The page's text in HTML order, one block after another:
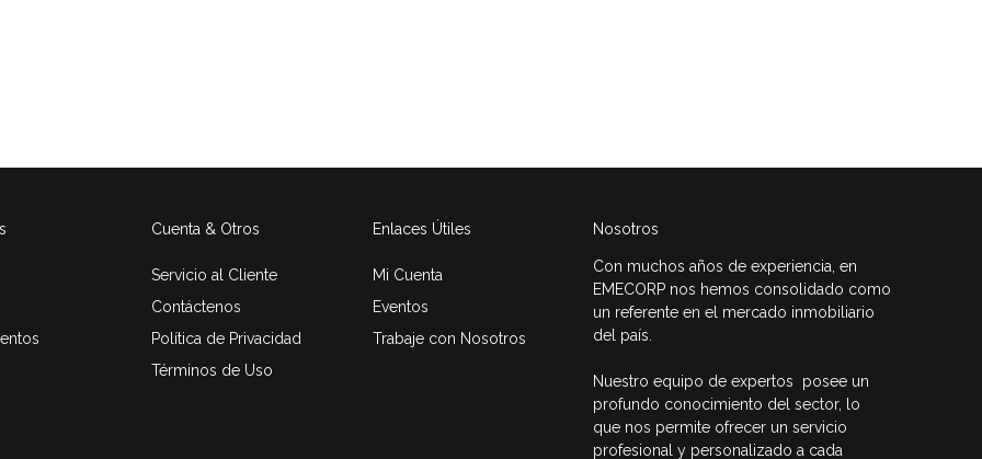
Cuenta & Otros
Servicio al Cliente
Contáctenos
Política de Privacidad
Términos de Uso
Enlaces Útiles
Mi Cuenta
Eventos
Trabaje con Nosotros
Nosotros
Con muchos años de experiencia, en
EMECORP nos hemos consolidado como
un referente en el mercado inmobiliario
del país.
Nuestro equipo de expertos posee un
profundo conocimiento del sector, lo
que nos permite ofrecer un servicio
profesional y personalizado a cada